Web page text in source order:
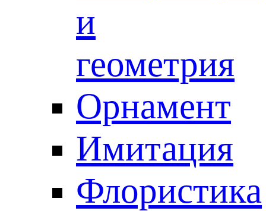
и
геометрия
Орнамент
Имитация
Флористика